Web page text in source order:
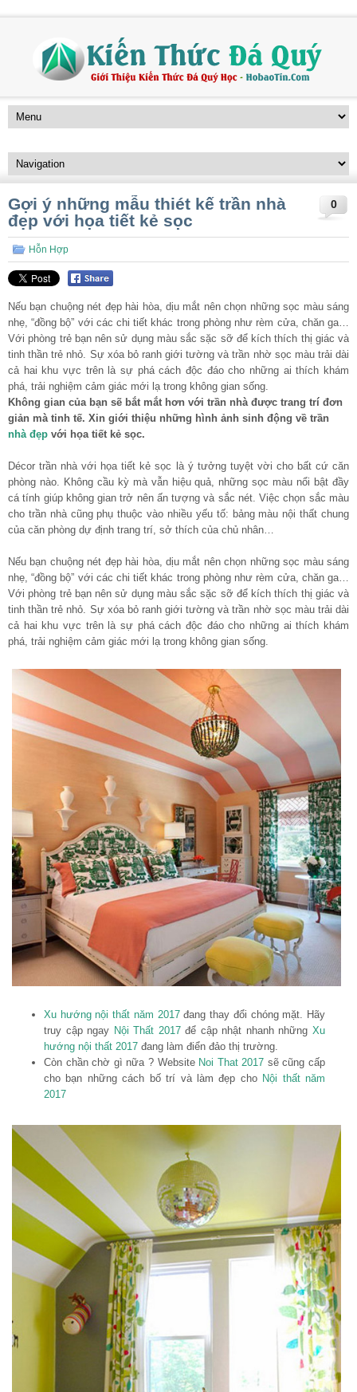
0
Gợi ý những mẫu thiét kế trần nhà
đẹp với họa tiết kẻ sọc
Hỗn Hợp
Nếu bạn chuộng nét đẹp hài hòa, dịu mắt nên chọn những sọc màu sáng
nhẹ, “đồng bộ” với các chi tiết khác trong phòng như rèm cửa, chăn ga…
Với phòng trẻ bạn nên sử dụng màu sắc sặc sỡ để kích thích thị giác và
tinh thần trẻ nhỏ. Sự xóa bỏ ranh giới tường và trần nhờ sọc màu trải dài
cả hai khu vực trên là sự phá cách độc đáo cho những ai thích khám
phá, trải nghiệm cảm giác mới lạ trong không gian sống.
Không gian của bạn sẽ bắt mắt hơn với trần nhà được trang trí đơn
giản mà tinh tế. Xin giới thiệu những hình ảnh sinh động về trần
nhà đẹp với họa tiết kẻ sọc.
Décor trần nhà với họa tiết kẻ sọc là ý tưởng tuyệt vời cho bất cứ căn
phòng nào. Không cầu kỳ mà vẫn hiệu quả, những sọc màu nổi bật đầy
cá tính giúp không gian trở nên ấn tượng và sắc nét. Việc chọn sắc màu
cho trần nhà cũng phụ thuộc vào nhiều yếu tố: bảng màu nội thất chung
của căn phòng dự định trang trí, sở thích của chủ nhân…
Nếu bạn chuộng nét đẹp hài hòa, dịu mắt nên chọn những sọc màu sáng
nhẹ, “đồng bộ” với các chi tiết khác trong phòng như rèm cửa, chăn ga…
Với phòng trẻ bạn nên sử dụng màu sắc sặc sỡ để kích thích thị giác và
tinh thần trẻ nhỏ. Sự xóa bỏ ranh giới tường và trần nhờ sọc màu trải dài
cả hai khu vực trên là sự phá cách độc đáo cho những ai thích khám
phá, trải nghiệm cảm giác mới lạ trong không gian sống.
Xu hướng nội thất năm 2017đang thay đổi chóng mặt. Hãy
truy cập ngay Nội Thất 2017để cập nhật nhanh nhữngXu
hướng nội thất 2017 đang làm điển đảo thị trường.
Còn chần chờ gì nữa ? Website Noi That 2017 sẽ cũng cấp
cho bạn những cách bố trí và làm đẹp cho Nội thất năm
2017